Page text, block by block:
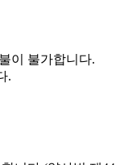
이 불가합니다.
.